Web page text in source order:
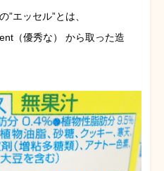
エッセル”とは、
（優秀な） から取った造